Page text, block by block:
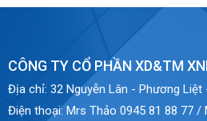
CÔNG TY CỔ PHẦN XD&TM
Địa chỉ: 32 Nguyễn Lân - Phương Liệt
Điện thoại: Mrs Thảo 0945 81 88 77 /